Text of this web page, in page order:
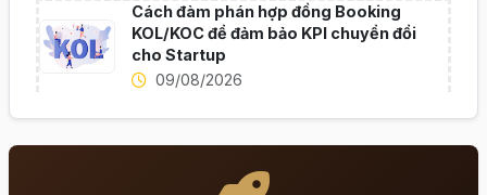
Cách đàm phán hợp đồng Booking
KOL/KOC để đảm bảo KPI chuyển đổi
cho Startup
09/08/2026